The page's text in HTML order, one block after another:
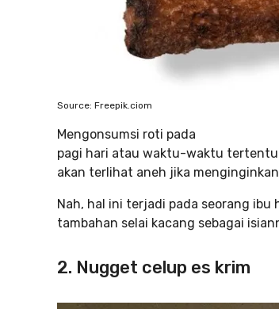
Source: Freepik.ciom
Mengonsumsi roti pada
pagi hari atau waktu-waktu tertentu
akan terlihat aneh jika
Nah, hal ini terjadi pada seorang
tambahan selai kacang sebagai
2. Nugget celup es krim